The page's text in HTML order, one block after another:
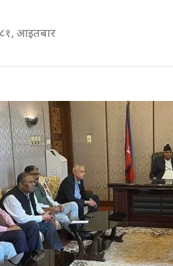
आइतबार